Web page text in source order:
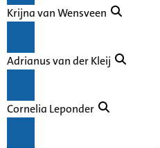
Krijna van Wensveen
Adrianus van der Kleij
Cornelia Leponder